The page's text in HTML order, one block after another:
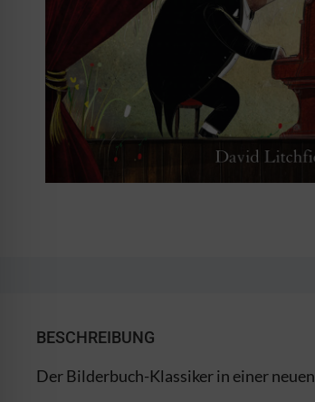
BESCHREIBUNG
Der Bilderbuch-Klassiker in einer